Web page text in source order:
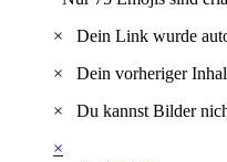
×
Dein Link wurde
×
Dein vorheriger
×
Du kannst Bilder
×